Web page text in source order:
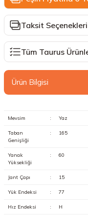
Taksit Seçenekleri
Tüm Taurus
Ürün Bilgisi
Mevsim : Yaz
Taban
Genişliği
: 165
Yanak
Yüksekliği
: 60
Jant Çapı : 15
Yük Endeksi : 77
Hız Endeksi : H